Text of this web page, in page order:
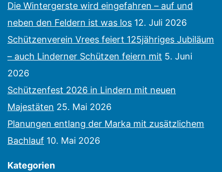
Die Wintergerste wird eingefahren – auf und
neben den Feldern ist was los 12. Juli 2026
Schützenverein Vrees feiert 125jähriges Jubiläum
– auch Linderner Schützen feiern mit 5. Juni
2026
Schützenfest 2026 in Lindern mit neuen
Majestäten 25. Mai 2026
Planungen entlang der Marka mit zusätzlichem
Bachlauf 10. Mai 2026
Kategorien